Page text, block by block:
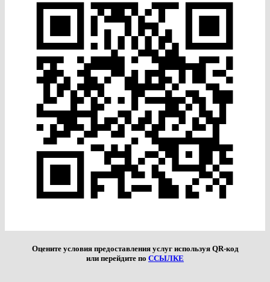
Оцените условия предоставления услуг используя QR-код
или перейдите по ССЫЛКЕ